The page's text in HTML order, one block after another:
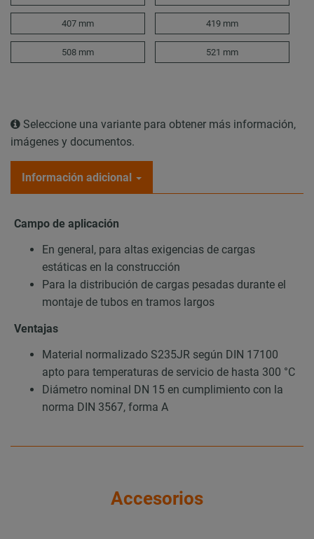
407 mm 419 mm
508 mm 521 mm
Seleccione una variante para obtener más información,
imágenes y documentos.
Información adicional
Campo de aplicación
En general, para altas exigencias de cargas
estáticas en la construcción
Para la distribución de cargas pesadas durante el
montaje de tubos en tramos largos
Ventajas
Material normalizado S235JR según DIN 17100
apto para temperaturas de servicio de hasta 300 °C
Diámetro nominal DN 15 en cumplimiento con la
norma DIN 3567, forma A
Accesorios